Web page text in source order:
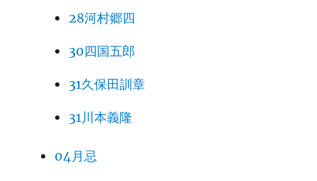
28河村郷四
30四国五郎
31久保田訓章
31川本義隆
04月忌